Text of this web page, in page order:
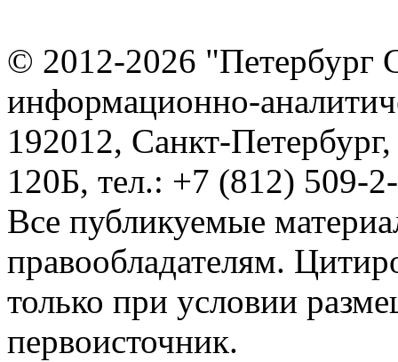
© 2012-2026 "Петербург
информационно-
192012, Санкт-
120Б, тел.: +7 (812) 509-
Все публикуемые
правообладателям.
только при условии
первоисточник.